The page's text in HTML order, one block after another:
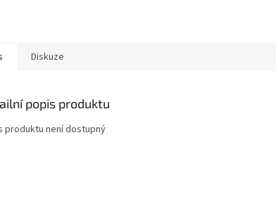
Diskuze
popis produktu
produktu není dostupný